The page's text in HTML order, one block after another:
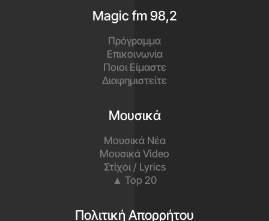
Magic fm 98,2
Πρόγραμμα
Επικοινωνία
Ποιοι Είμαστε
Διαφημιστείτε
Μουσικά
Μουσικά Νέα
Μουσικά Video
Στίχοι / Lyrics
▲ Top 20
Πολιτική Απορρήτου